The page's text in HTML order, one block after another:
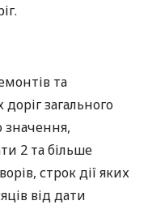
та
загального
значення,
2 та більше
строк дії яких
від дати